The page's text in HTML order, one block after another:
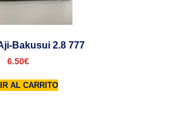
Bakusui 2.8 777
6.50€
AL CARRITO